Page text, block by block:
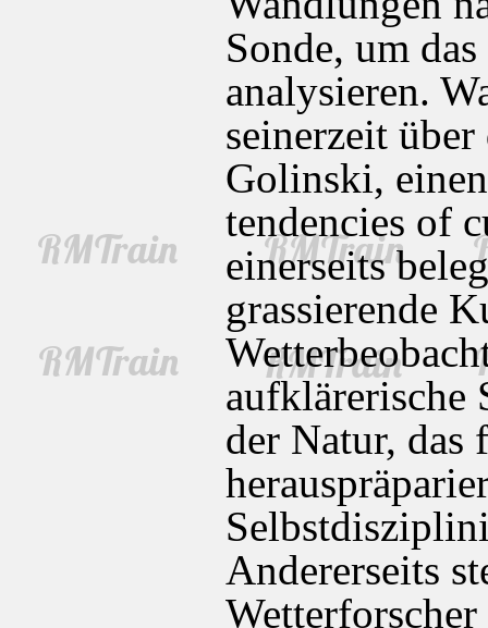
Sonde, um
analysieren.
seinerzeit
Golinski,
tendencies of
einerseits
grassierende
aufklärerische
der Natur,
Andererseits